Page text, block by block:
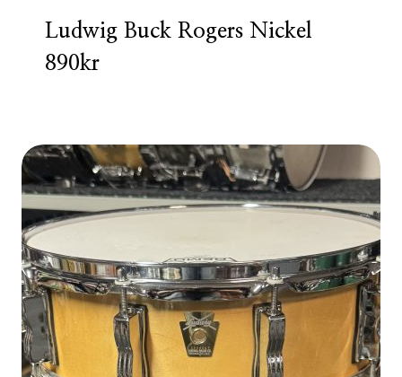
Ludwig Buck Rogers Nickel
890kr